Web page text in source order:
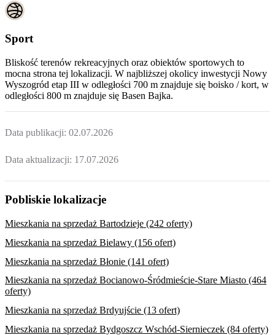
Sport
Bliskość terenów rekreacyjnych oraz obiektów sportowych to
mocna strona tej lokalizacji. W najbliższej okolicy inwestycji Nowy
Wyszogród etap III w odległości 700 m znajduje się boisko / kort, w
odległości 800 m znajduje się Basen Bajka.
Data publikacji: 02.07.2026
Data aktualizacji: 17.07.2026
Pobliskie lokalizacje
Mieszkania na sprzedaż Bartodzieje (242 oferty)
Mieszkania na sprzedaż Bielawy (156 ofert)
Mieszkania na sprzedaż Błonie (141 ofert)
Mieszkania na sprzedaż Bocianowo-Śródmieście-Stare Miasto (464
oferty)
Mieszkania na sprzedaż Brdyujście (13 ofert)
Mieszkania na sprzedaż Bydgoszcz Wschód-Siernieczek (84 oferty)